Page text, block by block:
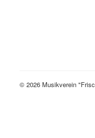
© 2026 Musikverein